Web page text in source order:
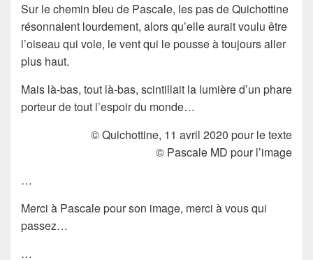
Sur le chemin bleu de Pascale, les pas de Quichottine
résonnaient lourdement, alors qu’elle aurait voulu être
l’oiseau qui vole, le vent qui le pousse à toujours aller
plus haut.
Mais là-bas, tout là-bas, scintillait la lumière d’un phare
porteur de tout l’espoir du monde…
© Quichottine, 11 avril 2020 pour le texte
© Pascale MD pour l’image
…
Merci à Pascale pour son image, merci à vous qui
passez…
…